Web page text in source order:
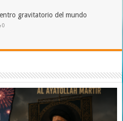
gravitatorio del mundo
0